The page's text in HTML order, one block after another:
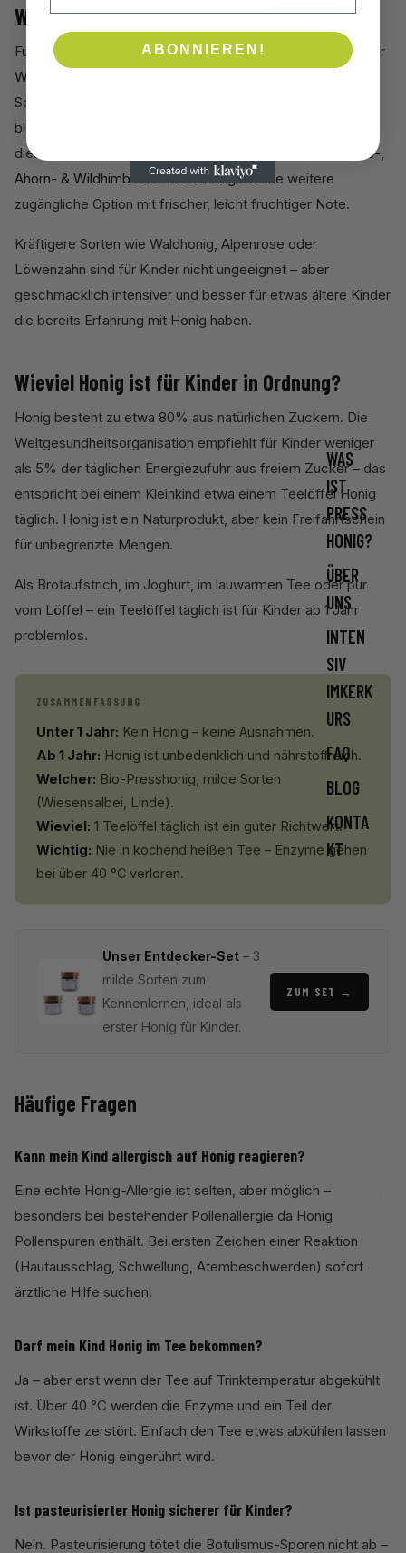
WAS
IST
PRESS
HONIG?
ÜBER
UNS
INTEN
SIV
IMKERK
URS
FAQ
BLOG
KONTA
KT
Welche Honigsorte für Kinder?
Für den Einstieg empfehlen sich milde, sanfte Sorten. Unser
Wiesensalbei- & Bergdistel-Presshonig
Sorte aus unserem Sortiment – mild-aromatisch, leicht
blumig, angenehm süß ohne herb zu sein. Kinder mögen
diesen Honig erfahrungsgemäß am leichtesten. Der
Linde-,
Ahorn- & Wildhimbeere-Presshonigist eine weitere
zugängliche Option mit frischer, leicht fruchtiger Note.
Kräftigere Sorten wie Waldhonig, Alpenrose oder
Löwenzahn sind für Kinder nicht ungeeignet – aber
geschmacklich intensiver und besser für etwas ältere Kinder
die bereits Erfahrung mit Honig haben.
Wieviel Honig ist für Kinder in Ordnung?
Honig besteht zu etwa 80% aus natürlichen Zuckern. Die
Weltgesundheitsorganisation empfiehlt für Kinder weniger
als 5% der täglichen Energiezufuhr aus freiem Zucker – das
entspricht bei einem Kleinkind etwa einem Teelöffel Honig
täglich. Honig ist ein Naturprodukt, aber kein Freifahrtschein
für unbegrenzte Mengen.
Als Brotaufstrich, im Joghurt, im lauwarmen Tee oder pur
vom Löffel – ein Teelöffel täglich ist für Kinder ab 1 Jahr
problemlos.
ZUSAMMENFASSUNG
Unter 1 Jahr: Kein Honig – keine Ausnahmen.
Ab 1 Jahr: Honig ist unbedenklich und nährstoffreich.
Welcher: Bio-Presshonig, milde Sorten
(Wiesensalbei, Linde).
Wieviel: 1 Teelöffel täglich ist ein guter Richtwert.
Wichtig: Nie in kochend heißen Tee – Enzyme gehen
bei über 40 °C verloren.
Unser Entdecker-Set – 3
milde Sorten zum
Kennenlernen, ideal als
erster Honig für Kinder.
ZUM SET →
Häufige Fragen
Kann mein Kind allergisch auf Honig reagieren?
Eine echte Honig-Allergie ist selten, aber möglich –
besonders bei bestehender Pollenallergie da Honig
Pollenspuren enthält. Bei ersten Zeichen einer Reaktion
(Hautausschlag, Schwellung, Atembeschwerden) sofort
ärztliche Hilfe suchen.
Darf mein Kind Honig im Tee bekommen?
Ja – aber erst wenn der Tee auf Trinktemperatur abgekühlt
ist. Über 40 °C werden die Enzyme und ein Teil der
Wirkstoffe zerstört. Einfach den Tee etwas abkühlen lassen
bevor der Honig eingerührt wird.
Ist pasteurisierter Honig sicherer für Kinder?
Nein. Pasteurisierung tötet die Botulismus-Sporen nicht ab –
ABONNIEREN!